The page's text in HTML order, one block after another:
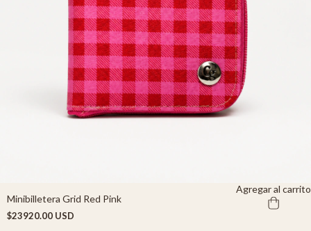
Minibilletera Grid Red Pink
$23920.00 USD
Agregar al carrito